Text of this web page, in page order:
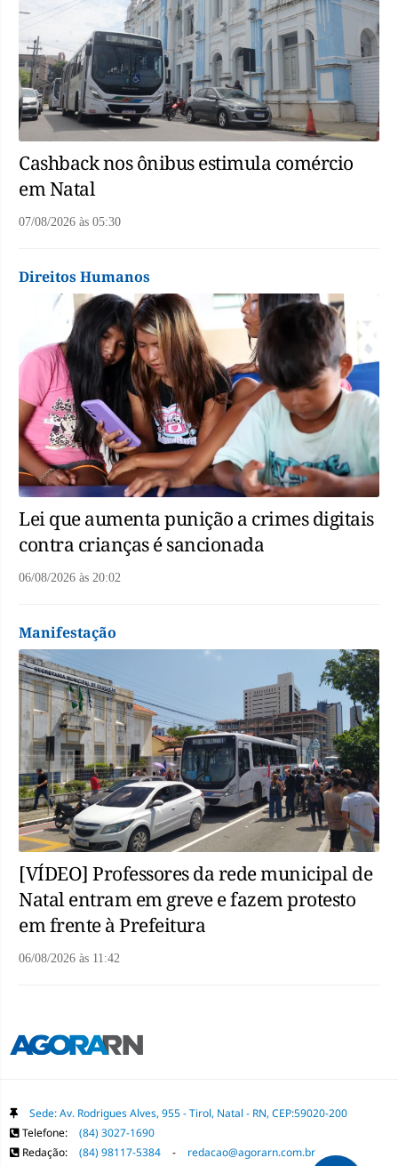
Cashback nos ônibus estimula comércio
em Natal
07/08/2026 às 05:30
Direitos Humanos
Lei que aumenta punição a crimes digitais
contra crianças é sancionada
06/08/2026 às 20:02
Manifestação
[VÍDEO] Professores da rede municipal de
Natal entram em greve e fazem protesto
em frente à Prefeitura
06/08/2026 às 11:42
Sede: Av. Rodrigues Alves, 955 - Tirol, Natal - RN, CEP:59020-200
Telefone:
(84) 3027-1690
Redação:
(84) 98117-5384 -
redacao@agorarn.com.br